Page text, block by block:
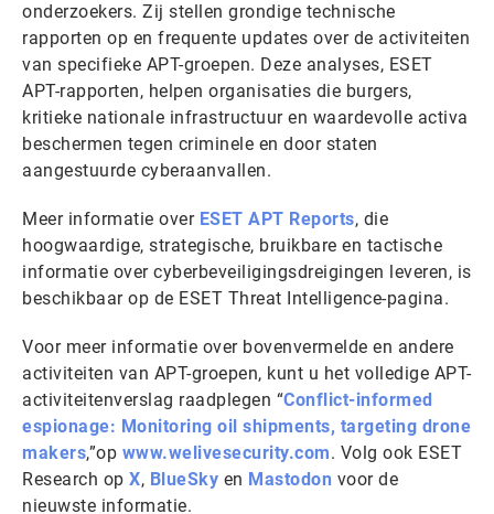
onderzoekers. Zij stellen grondige technische
rapporten op en frequente updates over de activiteiten
van specifieke APT-groepen. Deze analyses, ESET
APT-rapporten, helpen organisaties die burgers,
kritieke nationale infrastructuur en waardevolle activa
beschermen tegen criminele en door staten
aangestuurde cyberaanvallen.
Meer informatie over ESET APT Reports, die
hoogwaardige, strategische, bruikbare en tactische
informatie over cyberbeveiligingsdreigingen leveren, is
beschikbaar op de ESET Threat Intelligence-pagina.
Voor meer informatie over bovenvermelde en andere
activiteiten van APT-groepen, kunt u het volledige APT-
activiteitenverslag raadplegen “Conflict-informed
espionage: Monitoring oil shipments, targeting drone
makers,”op www.welivesecurity.com. Volg ook ESET
Research op X, BlueSky en Mastodon voor de
nieuwste informatie.